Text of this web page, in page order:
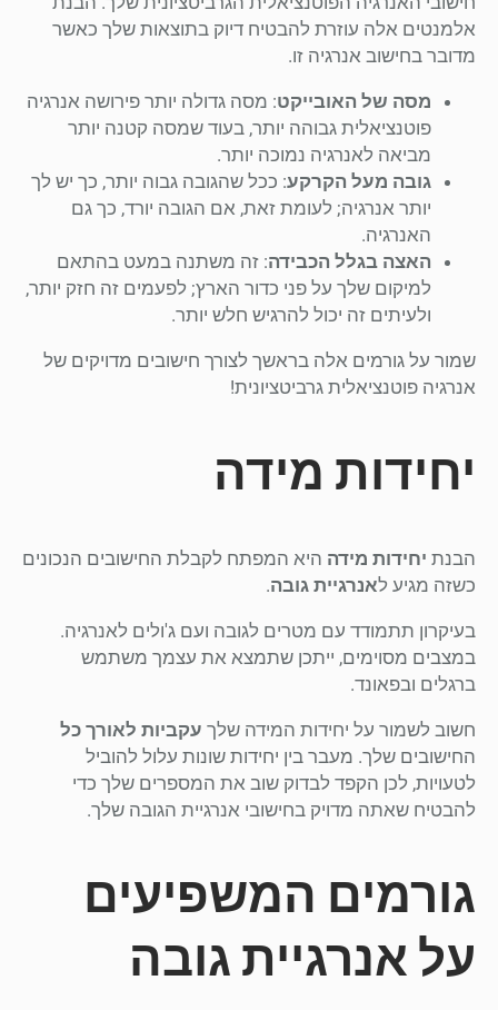
אלמנטים אלה עוזרת להבטיח דיוק בתוצאות שלך כאשר
מדובר בחישוב אנרגיה זו.
מסה של האובייקט: מסה גדולה יותר פירושה אנרגיה
פוטנציאלית גבוהה יותר, בעוד שמסה קטנה יותר
מביאה לאנרגיה נמוכה יותר.
גובה מעל הקרקע: ככל שהגובה גבוה יותר, כך יש לך
יותר אנרגיה; לעומת זאת, אם הגובה יורד, כך גם
האנרגיה.
האצה בגלל הכבידה: זה משתנה במעט בהתאם
למיקום שלך על פני כדור הארץ; לפעמים זה חזק יותר,
ולעיתים זה יכול להרגיש חלש יותר.
שמור על גורמים אלה בראשך לצורך חישובים מדויקים של
אנרגיה פוטנציאלית גרביטציונית!
יחידות מידה
הבנת יחידות מידה היא המפתח לקבלת החישובים הנכונים
כשזה מגיע לאנרגיית גובה.
בעיקרון תתמודד עם מטרים לגובה ועם ג'ולים לאנרגיה.
במצבים מסוימים, ייתכן שתמצא את עצמך משתמש
ברגלים ובפאונד.
חשוב לשמור על יחידות המידה שלך עקביות לאורך כל
החישובים שלך. מעבר בין יחידות שונות עלול להוביל
לטעויות, לכן הקפד לבדוק שוב את המספרים שלך כדי
להבטיח שאתה מדויק בחישובי אנרגיית הגובה שלך.
גורמים המשפיעים
על אנרגיית גובה